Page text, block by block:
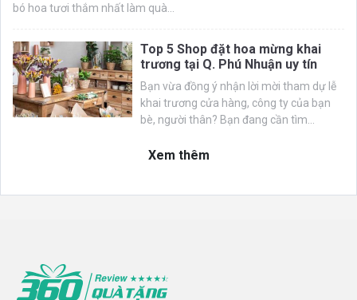
bó hoa tươi thắm nhất làm quà...
Top 5 Shop đặt hoa mừng khai
trương tại Q. Phú Nhuận uy tín
Bạn vừa đồng ý nhận lời mời tham dự lễ
khai trương cửa hàng, công ty của bạn
bè, người thân? Bạn đang cần tìm...
Xem thêm